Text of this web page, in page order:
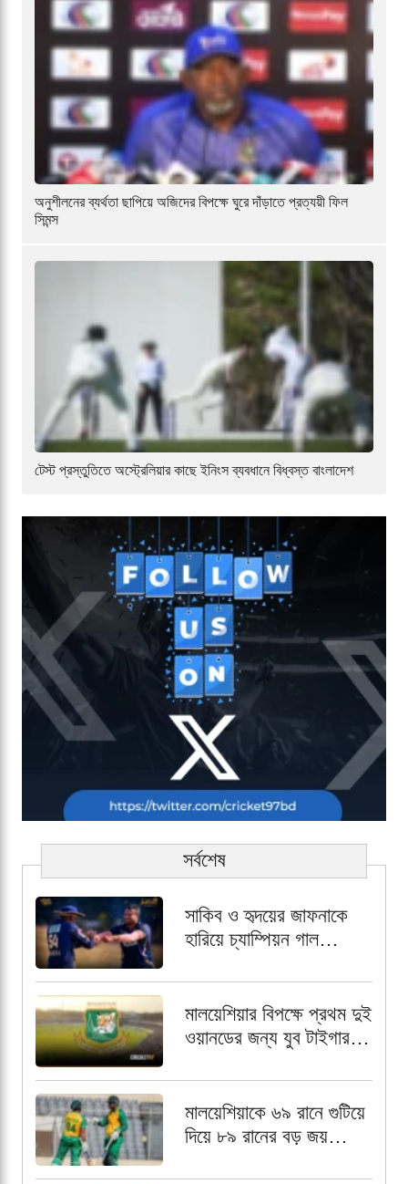
অনুশীলনের ব্যর্থতা ছাপিয়ে অজিদের বিপক্ষে ঘুরে দাঁড়াতে প্রত্যয়ী ফিল
সিমন্স
টেস্ট প্রস্তুতিতে অস্ট্রেলিয়ার কাছে ইনিংস ব্যবধানে বিধ্বস্ত বাংলাদেশ
সর্বশেষ
সাকিব ও হৃদয়ের জাফনাকে
হারিয়ে চ্যাম্পিয়ন গাল
মালয়েশিয়ার বিপক্ষে প্রথম দুই
ওয়ানডের জন্য যুব টাইগার
অধিনায়কের দায়িত্বে আলিন
মালয়েশিয়াকে ৬৯ রানে গুটিয়ে
দিয়ে ৮৯ রানের বড় জয়